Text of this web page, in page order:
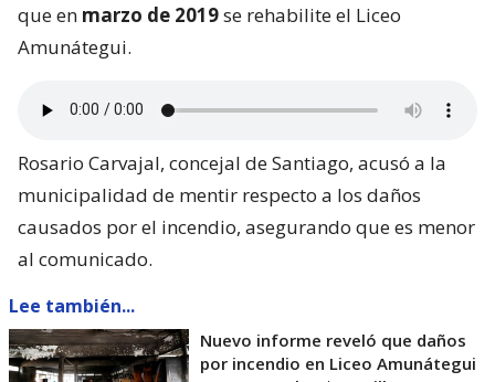
que en marzo de 2019se rehabilite el Liceo
Amunátegui.
Rosario Carvajal, concejal de Santiago, acusó a la
municipalidad de mentir respecto a los daños
causados por el incendio, asegurando que es menor
al comunicado.
Lee también...
Nuevo informe reveló que daños
por incendio en Liceo Amunátegui